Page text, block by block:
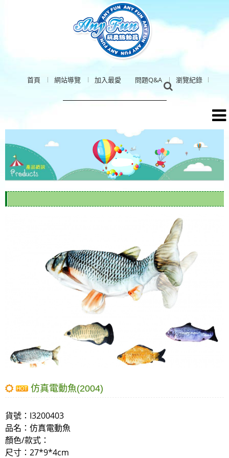
首頁 網站導覽 加入最愛 問題Q&A 瀏覽紀錄
仿真電動魚(2004)
貨號： I3200403
品名： 仿真電動魚
顏色/款式：
尺寸 ：27*9*4cm